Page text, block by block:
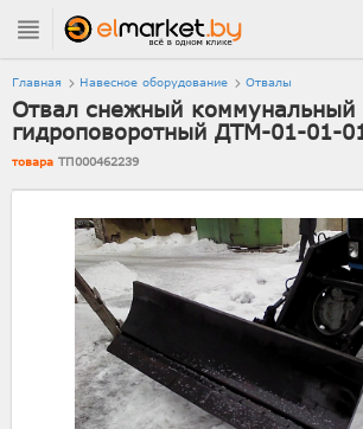
Главная Навесное оборудование Отвалы
Отвал снежный коммунальный
гидроповоротный ДТМ-01-01-
товара ТП000462239